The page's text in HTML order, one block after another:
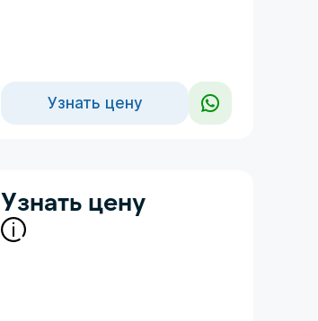
Узнать цену
Узнать цену